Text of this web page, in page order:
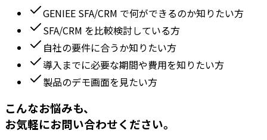
GENIEE SFA/CRM で何ができるのか知りたい方
SFA/CRM を比較検討している方
自社の要件に合うか知りたい方
導入までに必要な期間や費用を知りたい方
製品のデモ画面を見たい方
こんなお悩みも、
お気軽にお問い合わせください。